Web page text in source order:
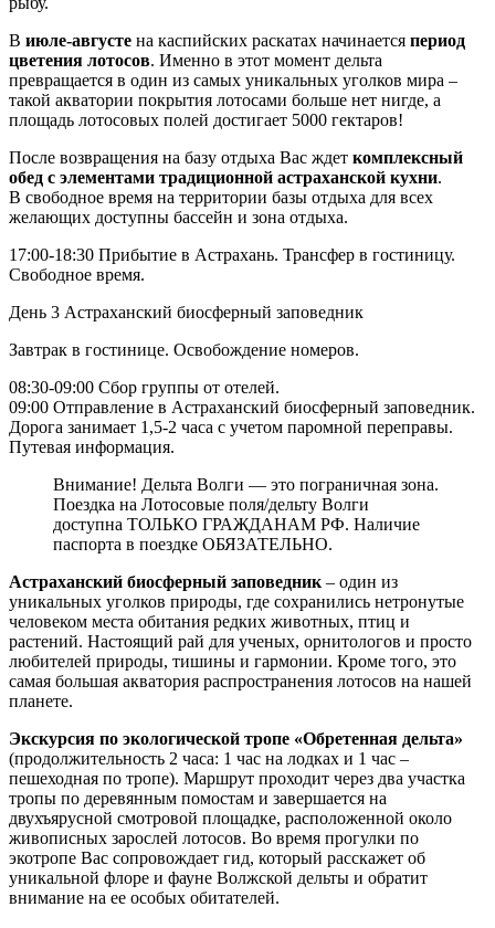
В июле-августе на каспийских раскатах начинается период
цветения лотосов. Именно в этот момент дельта
превращается в один из самых уникальных уголков мира –
такой акватории покрытия лотосами больше нет нигде, а
площадь лотосовых полей достигает 5000 гектаров!
После возвращения на базу отдыха Вас ждет комплексный
обед с элементами традиционной астраханской кухни.
В свободное время на территории базы отдыха для всех
желающих доступны бассейн и зона отдыха.
17:00-18:30 Прибытие в Астрахань. Трансфер в гостиницу.
Свободное время.
День 3 Астраханский биосферный заповедник
Завтрак в гостинице. Освобождение номеров.
08:30-09:00 Сбор группы от отелей.
09:00 Отправление в Астраханский биосферный заповедник.
Дорога занимает 1,5-2 часа с учетом паромной переправы.
Путевая информация.
Внимание! Дельта Волги — это пограничная зона.
Поездка на Лотосовые поля/дельту Волги
доступна ТОЛЬКО ГРАЖДАНАМ РФ. Наличие
паспорта в поездке ОБЯЗАТЕЛЬНО.
Астраханский биосферный заповедник – один из
уникальных уголков природы, где сохранились нетронутые
человеком места обитания редких животных, птиц и
растений. Настоящий рай для ученых, орнитологов и просто
любителей природы, тишины и гармонии. Кроме того, это
самая большая акватория распространения лотосов на нашей
планете.
Экскурсия по экологической тропе «Обретенная дельта»
(продолжительность 2 часа: 1 час на лодках и 1 час –
пешеходная по тропе). Маршрут проходит через два участка
тропы по деревянным помостам и завершается на
двухъярусной смотровой площадке, расположенной около
живописных зарослей лотосов. Во время прогулки по
экотропе Вас сопровождает гид, который расскажет об
уникальной флоре и фауне Волжской дельты и обратит
внимание на ее особых обитателей.